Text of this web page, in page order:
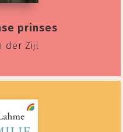
prinses
der Zijl